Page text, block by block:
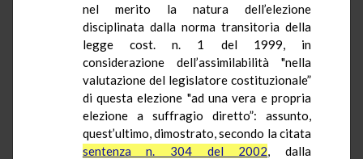
nel merito la natura dell’elezione
disciplinata dalla norma transitoria della
legge cost. n. 1 del 1999, in
considerazione dell’assimilabilità "nella
valutazione del legislatore costituzionale”
di questa elezione "ad una vera e propria
elezione a suffragio diretto”: assunto,
quest’ultimo, dimostrato, secondo la citata
sentenza n. 304 del 2002, dalla